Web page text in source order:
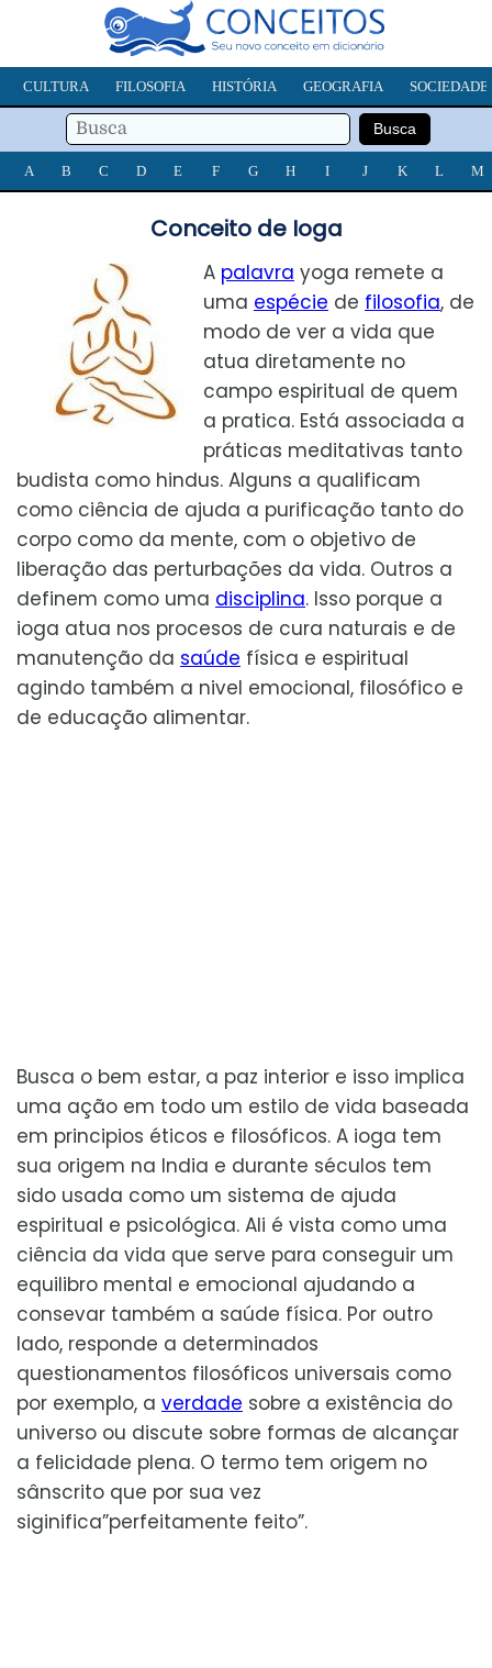
CULTURA FILOSOFIA HISTÓRIA GEOGRAFIA SOCIEDADE
A B C D E F G H I J K L M
Conceito de Ioga
A palavra yoga remete a
uma espécie de filosofia, de
modo de ver a vida que
atua diretamente no
campo espiritual de quem
a pratica. Está associada a
práticas meditativas tanto
budista como hindus. Alguns a qualificam
como ciência de ajuda a purificação tanto do
corpo como da mente, com o objetivo de
liberação das perturbações da vida. Outros a
definem como uma disciplina. Isso porque a
ioga atua nos procesos de cura naturais e de
manutenção da saúde física e espiritual
agindo também a nivel emocional, filosófico e
de educação alimentar.
Busca o bem estar, a paz interior e isso implica
uma ação em todo um estilo de vida baseada
em principios éticos e filosóficos. A ioga tem
sua origem na India e durante séculos tem
sido usada como um sistema de ajuda
espiritual e psicológica. Ali é vista como uma
ciência da vida que serve para conseguir um
equilibro mental e emocional ajudando a
consevar também a saúde física. Por outro
lado, responde a determinados
questionamentos filosóficos universais como
por exemplo, a verdade sobre a existência do
universo ou discute sobre formas de alcançar
a felicidade plena. O termo tem origem no
sânscrito que por sua vez
siginifica”perfeitamente feito”.